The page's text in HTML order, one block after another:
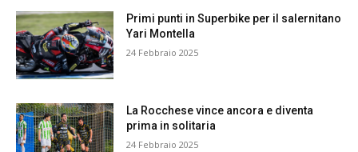
Primi punti in Superbike per il salernitano
Yari Montella
24 Febbraio 2025
La Rocchese vince ancora e diventa
prima in solitaria
24 Febbraio 2025